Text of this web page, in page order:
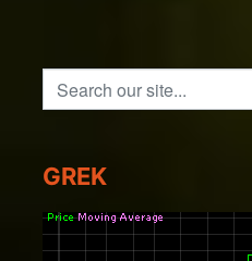
Search our site...
GREK